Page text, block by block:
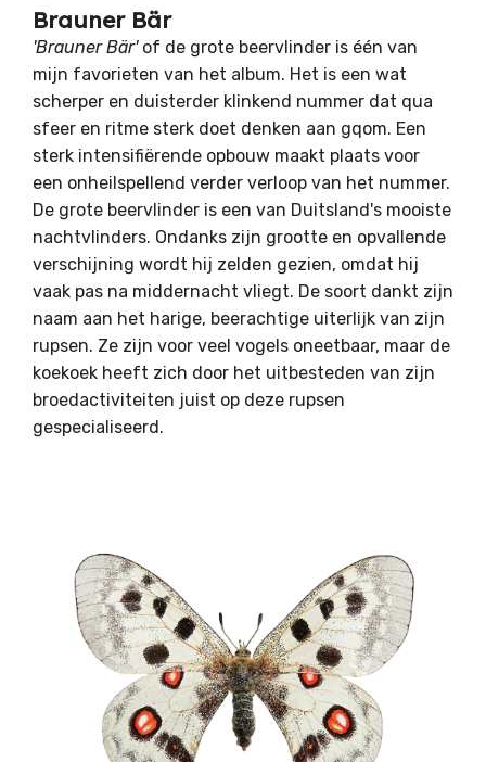
Brauner Bär
'Brauner Bär'of de grote beervlinder is één van
mijn favorieten van het album. Het is een wat
scherper en duisterder klinkend nummer dat qua
sfeer en ritme sterk doet denken aan gqom. Een
sterk intensifiërende opbouw maakt plaats voor
een onheilspellend verder verloop van het nummer.
De grote beervlinder is een van Duitsland's mooiste
nachtvlinders. Ondanks zijn grootte en opvallende
verschijning wordt hij zelden gezien, omdat hij
vaak pas na middernacht vliegt. De soort dankt zijn
naam aan het harige, beerachtige uiterlijk van zijn
rupsen. Ze zijn voor veel vogels oneetbaar, maar de
koekoek heeft zich door het uitbesteden van zijn
broedactiviteiten juist op deze rupsen
gespecialiseerd.